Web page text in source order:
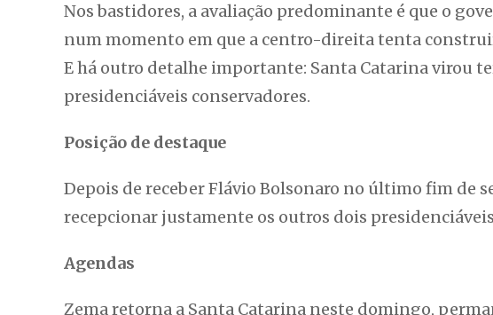
Nos bastidores, a avaliação predominante é que o
num momento em que a centro-direita tenta
E há outro detalhe importante: Santa Catarina virou
presidenciáveis conservadores.
Posição de destaque
Depois de receber Flávio Bolsonaro no último fim de
recepcionar justamente os outros dois
Agendas
Zema retorna a Santa Catarina neste domingo,